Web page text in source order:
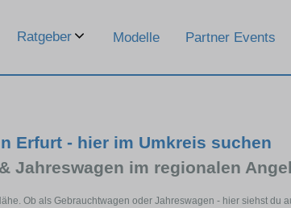
Ratgeber Modelle Partner Events
Erfurt - hier im Umkreis suchen
Jahreswagen im regionalen
Ob als Gebrauchtwagen oder Jahreswagen - hier siehst du